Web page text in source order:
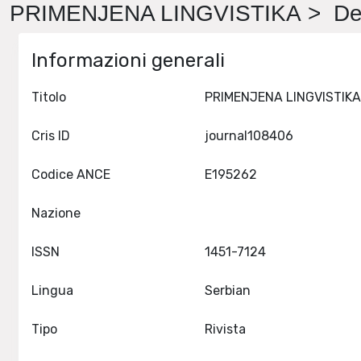
PRIMENJENA LINGVISTIKA >
Informazioni generali
Titolo
Cris ID
Codice ANCE
Nazione
ISSN
Lingua
Tipo Rivista